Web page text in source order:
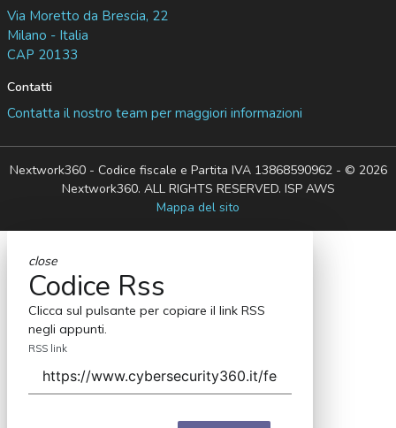
Via Moretto da Brescia, 22
Milano - Italia
CAP 20133
Contatti
Contatta il nostro team per maggiori informazioni
Nextwork360 - Codice fiscale e Partita IVA 13868590962 - © 2026
Nextwork360. ALL RIGHTS RESERVED. ISP AWS
Mappa del sito
close
Codice Rss
Clicca sul pulsante per copiare il link RSS
negli appunti.
RSS link